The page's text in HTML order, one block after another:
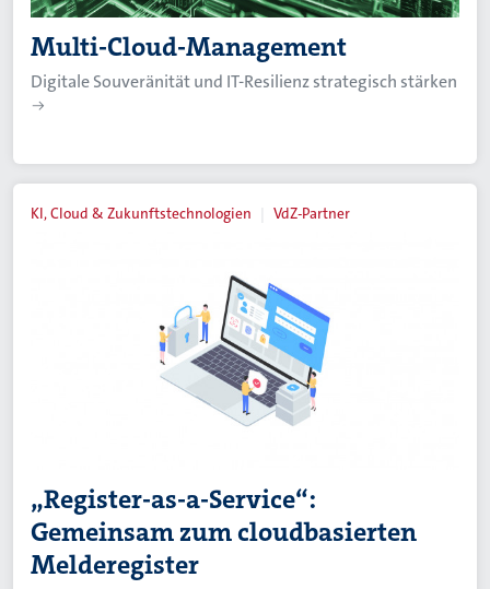
Multi-Cloud-Management
Digitale Souveränität und IT-Resilienz strategisch stärken
KI, Cloud & Zukunftstechnologien VdZ-Partner
„Register-as-a-Service“:
Gemeinsam zum cloudbasierten
Melderegister